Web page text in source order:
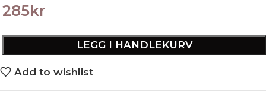
285kr
LEGG I HANDLEKURV
Add to wishlist